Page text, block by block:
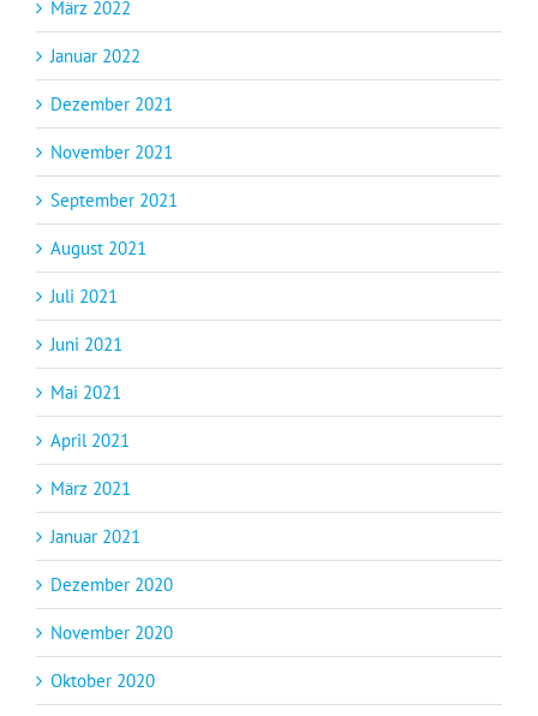
März 2022
Januar 2022
Dezember 2021
November 2021
September 2021
August 2021
Juli 2021
Juni 2021
Mai 2021
April 2021
März 2021
Januar 2021
Dezember 2020
November 2020
Oktober 2020